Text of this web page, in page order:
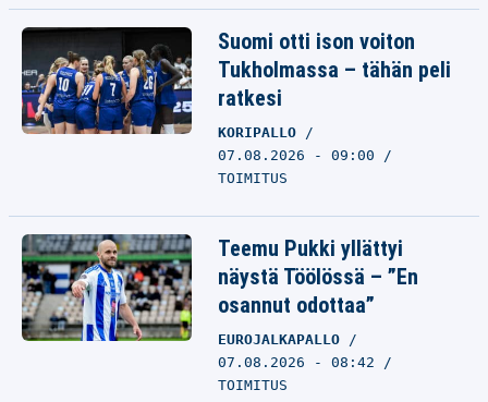
Suomi otti ison voiton
Tukholmassa – tähän peli
ratkesi
KORIPALLO
07.08.2026 - 09:00
TOIMITUS
Teemu Pukki yllättyi
näystä Töölössä – ”En
osannut odottaa”
EUROJALKAPALLO
07.08.2026 - 08:42
TOIMITUS